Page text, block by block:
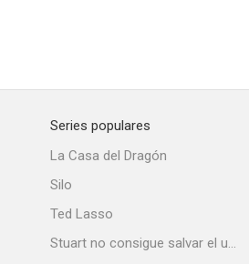
Series populares
La Casa del Dragón
Silo
Ted Lasso
Stuart no consigue salvar el universo